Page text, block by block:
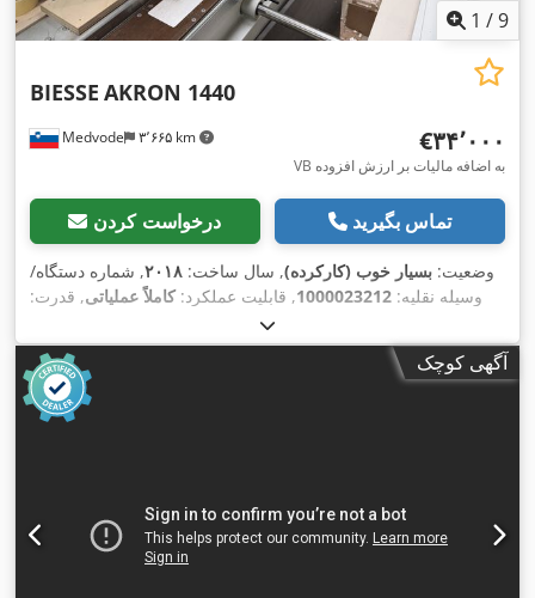
1 /9
Medvode ۳٬۶۶۵ km
BIESSE AKRON 1440
‎€۳۴٬۰۰۰
VB به اضافه مالیات بر ارزش افزوده
درخواست کردن تماس بگیرید
وضعیت: بسیار خوب (کارکرده), سال ساخت: ۲۰۱۸, شماره دستگاه/
وسیله نقلیه: 1000023212, قابلیت عملکرد:کاملاً عملیاتی, قدرت:
۲۴ A
, فرکانس ورودی:۵۰ هرتز , نوع جریان ورودی:سه فاز, ارتفاع
قطعه کار (حداکثر):
, طول قطعه کار (حداکثر):۳٬۲۰۰
, نوع تنظیم ارتفاع:برقی,
آگهی کوچک